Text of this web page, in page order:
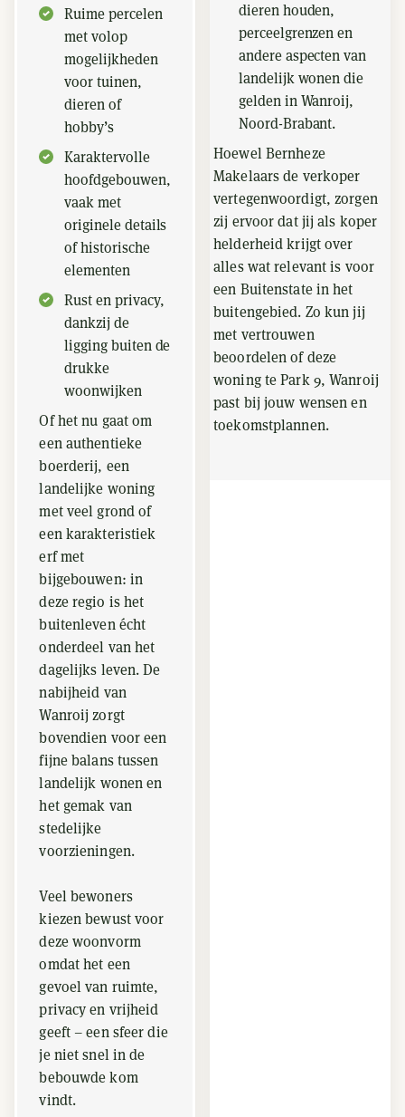
Ruime percelen
met volop
mogelijkheden
voor tuinen,
dieren of
hobby’s
Karaktervolle
hoofdgebouwen,
vaak met
originele details
of historische
elementen
Rust en privacy,
dankzij de
ligging buiten de
drukke
woonwijken
Of het nu gaat om
een authentieke
boerderij, een
landelijke woning
met veel grond of
een karakteristiek
erf met
bijgebouwen: in
deze regio is het
buitenleven écht
onderdeel van het
dagelijks leven. De
nabijheid van
Wanroij zorgt
bovendien voor een
fijne balans tussen
landelijk wonen en
het gemak van
stedelijke
voorzieningen.
Veel bewoners
kiezen bewust voor
deze woonvorm
omdat het een
gevoel van ruimte,
privacy en vrijheid
geeft – een sfeer die
je niet snel in de
bebouwde kom
vindt.
dieren houden,
perceelgrenzen en
andere aspecten van
landelijk wonen die
gelden in Wanroij,
Noord-Brabant.
Hoewel Bernheze
Makelaars de verkoper
vertegenwoordigt, zorgen
zij ervoor dat jij als koper
helderheid krijgt over
alles wat relevant is voor
een Buitenstate in het
buitengebied. Zo kun jij
met vertrouwen
beoordelen of deze
woning te Park 9, Wanroij
past bij jouw wensen en
toekomstplannen.